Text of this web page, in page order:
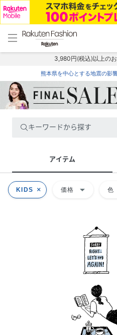
menu home
トップ
3,980円(税込)以上の
熊本県を中心とする地震の影
キーワードから探す
アイテム
KIDS 価格 arrow_drop_down 色